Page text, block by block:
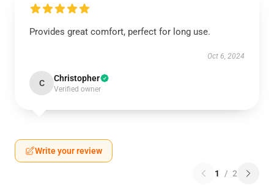
Provides great comfort, perfect for long use.
Oct 6, 2024
C Christopher
Verified owner
Write your review
1 / 2